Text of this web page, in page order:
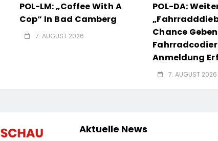
POL-LM: „Coffee With A
Cop“ In Bad Camberg
7. AUGUST 2026
POL-DA:
Chance
Anmeldung
7. AUGUST 2026
Aktuelle News